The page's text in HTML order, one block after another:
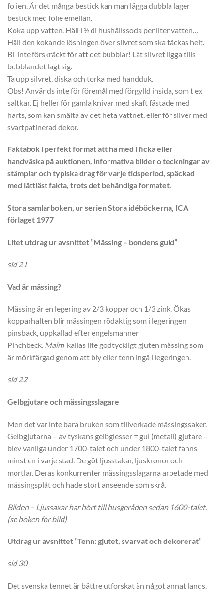
folien. Är det många bestick kan man lägga dubbla lager
bestick med folie emellan.
Koka upp vatten. Häll i ½ dl hushållssoda per liter vatten…
Häll den kokande lösningen över silvret som ska täckas helt.
Bli inte förskräckt för att det bubblar! Låt silvret ligga tills
bubblandet lagt sig.
Ta upp silvret, diska och torka med handduk.
Obs! Används inte för föremål med förgylld insida, som t ex
saltkar. Ej heller för gamla knivar med skaft fästade med
harts, som kan smälta av det heta vattnet, eller för silver med
svartpatinerad dekor.
Faktabok i perfekt format att ha med i ficka eller
handväska på auktionen, informativa bilder o teckningar av
stämplar och typiska drag för varje tidsperiod, späckad
med lättläst fakta, trots det behändiga formatet.
Stora samlarboken, ur serien Stora idéböckerna, ICA
förlaget 1977
Litet utdrag ur avsnittet ”Mässing – bondens guld”
sid 21
Vad är mässing?
Mässing är en legering av 2/3 koppar och 1/3 zink. Ökas
kopparhalten blir mässingen rödaktig som i legeringen
pinsback, uppkallad efter engelsmannen
Pinchbeck. Malm kallas lite godtyckligt gjuten mässing som
är mörkfärgad genom att bly eller tenn ingå i legeringen.
sid 22
Gelbgjutare och mässingsslagare
Men det var inte bara bruken som tillverkade mässingssaker.
Gelbgjutarna – av tyskans gelbgiesser = gul (metall) gjutare –
blev vanliga under 1700-talet och under 1800-talet fanns
minst en i varje stad. De göt ljusstakar, ljuskronor och
mortlar. Deras konkurrenter mässingsslagarna arbetade med
mässingsplåt och hade stort anseende som skrå.
Bilden – Ljussaxar har hört till husgeråden sedan 1600-talet.
(se boken för bild)
Utdrag ur avsnittet ”Tenn: gjutet, svarvat och dekorerat”
sid 30
Det svenska tennet är bättre utforskat än något annat lands.